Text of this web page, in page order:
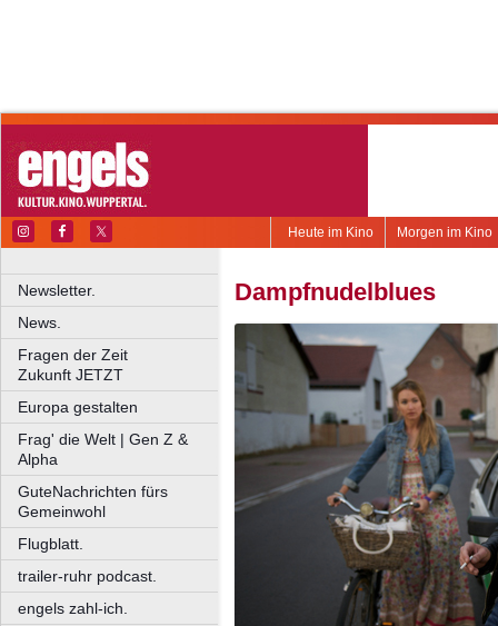
Morgen im Kino
Heute im Kino
Newsletter.
News.
Fragen der Zeit
Zukunft JETZT
Europa gestalten
Frag' die Welt | Gen Z &
Alpha
GuteNachrichten fürs
Gemeinwohl
Flugblatt.
trailer-ruhr podcast.
engels zahl-ich.
Dampfnudelblues